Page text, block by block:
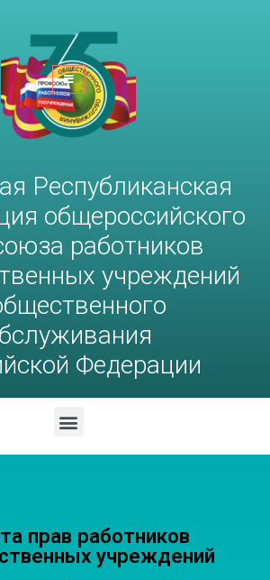
Республиканская
общероссийского
работников
и общественного
Республиканская
общероссийского
работников
учреждений
Федерации
прав работников
учреждений